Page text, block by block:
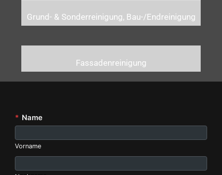
Grund- & Sonderreinigung, Bau-/Endreinigung
Fassadenreinigung
* Name
Vorname